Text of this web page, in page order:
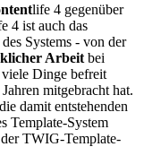
life 4 gegenüber
4 ist auch das
des Systems - von der
Arbeit bei
Dinge befreit
mitgebracht hat.
damit entstehenden
Template-System
TWIG-Template-